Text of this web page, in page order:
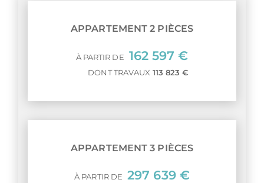
APPARTEMENT 2 PIÈCES
À PARTIR DE 162 597 €
DONT TRAVAUX 113 823 €
APPARTEMENT 3 PIÈCES
À PARTIR DE 297 639 €